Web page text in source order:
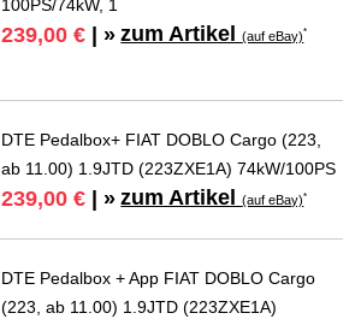
100PS/74kW, 1
239,00 € | » zum Artikel(auf eBay)*
DTE Pedalbox+ FIAT DOBLO Cargo (223,
ab 11.00) 1.9JTD (223ZXE1A) 74kW/100PS
239,00 € | » zum Artikel(auf eBay)*
DTE Pedalbox + App FIAT DOBLO Cargo
(223, ab 11.00) 1.9JTD (223ZXE1A)